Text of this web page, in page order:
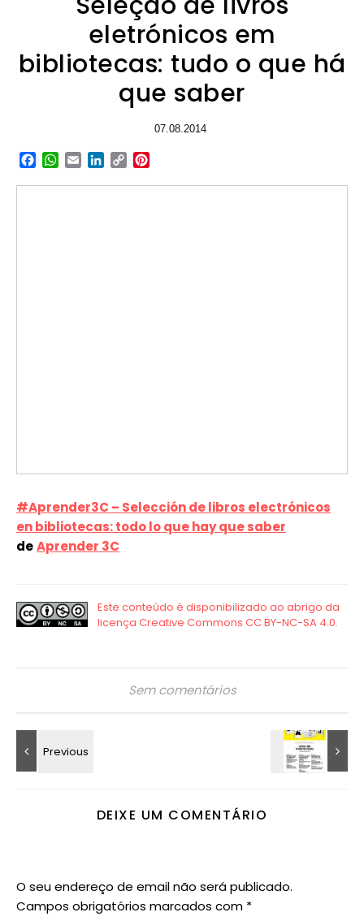
eletrónicos em
bibliotecas: tudo o que há
que saber
07.08.2014
Facebook
WhatsApp
EmailLinkedIn
Copy
#Aprender3C – Selección de libros electrónicos
en bibliotecas: todo lo que hay que saber
deAprender 3C
Sem comentários
DEIXE UM COMENTÁRIO
O seu endereço de email não será publicado.
Campos obrigatórios marcados com *